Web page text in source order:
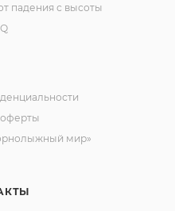
падения с высоты
мир»